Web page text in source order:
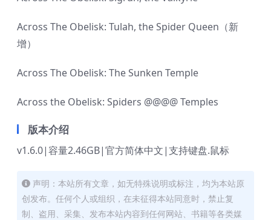
Across The Obelisk: Tulah, the Spider Queen（新
增）
Across The Obelisk: The Sunken Temple
Across the Obelisk: Spiders @@@@ Temples
版本介绍
v1.6.0|容量2.46GB|官方简体中文|支持键盘.鼠标
声明：本站所有文章，如无特殊说明或标注，均为本站原
创发布。任何个人或组织，在未征得本站同意时，禁止复
制、盗用、采集、发布本站内容到任何网站、书籍等各类媒